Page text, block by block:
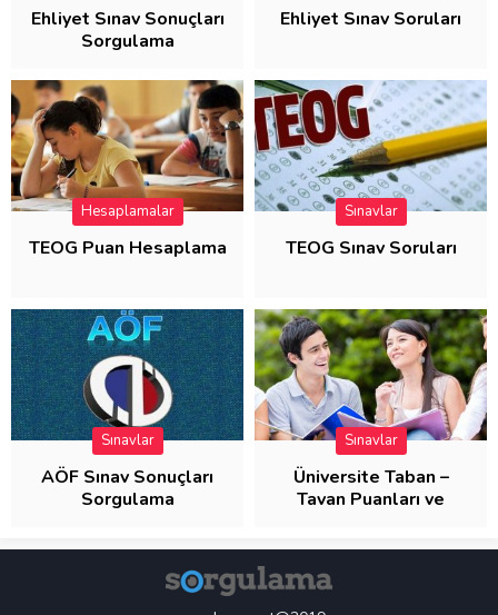
Ehliyet Sınav Sonuçları
Sorgulama
Ehliyet Sınav Soruları
Hesaplamalar
TEOG Puan Hesaplama
Sınavlar
TEOG Sınav Soruları
Sınavlar
AÖF Sınav Sonuçları
Sorgulama
Sınavlar
Üniversite Taban –
Tavan Puanları ve